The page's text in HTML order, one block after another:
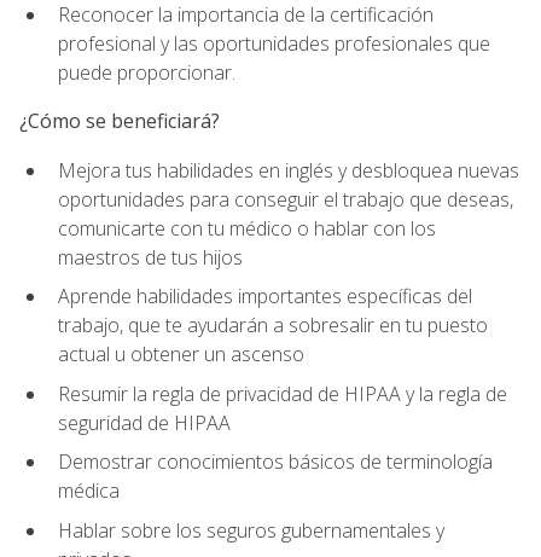
Reconocer la importancia de la certificación
profesional y las oportunidades profesionales que
puede proporcionar.
¿Cómo se beneficiará?
Mejora tus habilidades en inglés y desbloquea nuevas
oportunidades para conseguir el trabajo que deseas,
comunicarte con tu médico o hablar con los
maestros de tus hijos
Aprende habilidades importantes específicas del
trabajo, que te ayudarán a sobresalir en tu puesto
actual u obtener un ascenso
Resumir la regla de privacidad de HIPAA y la regla de
seguridad de HIPAA
Demostrar conocimientos básicos de terminología
médica
Hablar sobre los seguros gubernamentales y